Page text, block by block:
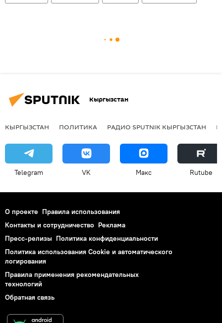
Кыргызстан
КЫРГЫЗСТАН ПОЛИТИКА РАДИО SPUTNIK КЫРГЫЗСТАН
Telegram VK Макс Rutube
О проекте Правила использования
Контакты и сотрудничество Реклама
Пресс-релизы Политика конфиденциальности
Политика использования Cookie и автоматического
логирования
Правила применения рекомендательных
технологий
Обратная связь